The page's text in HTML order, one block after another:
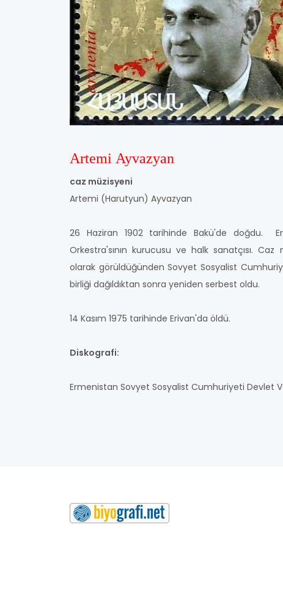
Artemi Ayvazyan
caz müzisyeni
Artemi (Harutyun) Ayvazyan
26 Haziran 1902 tarihinde Bakü'de doğdu.
Orkestra'sının kurucusu ve halk sanatçısı.
olarak görüldüğünden Sovyet Sosyalist
birliği dağıldıktan sonra yeniden serbest oldu.
14 Kasım 1975 tarihinde Erivan'da öldü.
Diskografi:
Ermenistan Sovyet Sosyalist Cumhuriyeti Devlet